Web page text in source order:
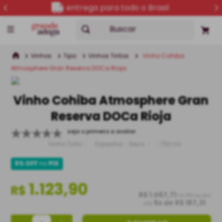
entrega para todo o Brasil
Buscar
Vinhos Tipo Vinhos Tintos
Vinho Cohiba
Atmosphere Gran Reserva DOCa Rioja
Vinho Cohiba Atmosphere Gran
Reserva DOCa Rioja
seja o primeiro a avaliar
5% OFFnoPIX
R$1.123,90 R$ 1.067,71
x de R$ 187,31